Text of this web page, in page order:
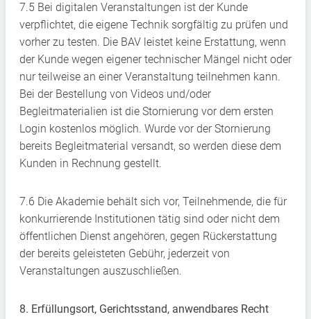
7.5 Bei digitalen Veranstaltungen ist der Kunde
verpflichtet, die eigene Technik sorgfältig zu prüfen und
vorher zu testen. Die BAV leistet keine Erstattung, wenn
der Kunde wegen eigener technischer Mängel nicht oder
nur teilweise an einer Veranstaltung teilnehmen kann.
Bei der Bestellung von Videos und/oder
Begleitmaterialien ist die Stornierung vor dem ersten
Login kostenlos möglich. Wurde vor der Stornierung
bereits Begleitmaterial versandt, so werden diese dem
Kunden in Rechnung gestellt.
7.6 Die Akademie behält sich vor, Teilnehmende, die für
konkurrierende Institutionen tätig sind oder nicht dem
öffentlichen Dienst angehören, gegen Rückerstattung
der bereits geleisteten Gebühr, jederzeit von
Veranstaltungen auszuschließen.
8. Erfüllungsort, Gerichtsstand, anwendbares Recht